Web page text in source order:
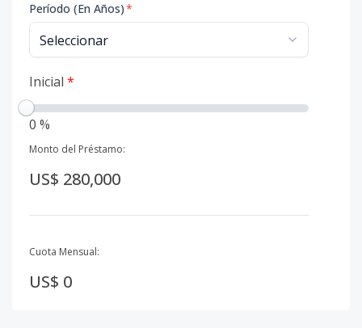
Período (En Años)*
Inicial *
0 %
Monto del Préstamo:
US$ 280,000
Cuota Mensual:
US$ 0